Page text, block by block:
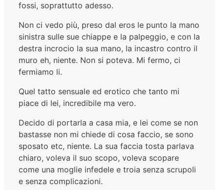
fossi, soprattutto adesso.
Non ci vedo più, preso dal eros le punto la mano
sinistra sulle sue chiappe e la palpeggio, e con la
destra incrocio la sua mano, la incastro contro il
muro eh, niente. Non si poteva. Mi fermo, ci
fermiamo li.
Quel tatto sensuale ed erotico che tanto mi
piace di lei, incredibile ma vero.
Decido di portarla a casa mia, e lei come se non
bastasse non mi chiede di cosa faccio, se sono
sposato etc, niente. La sua faccia tosta parlava
chiaro, voleva il suo scopo, voleva scopare
come una moglie infedele e troia senza scrupoli
e senza complicazioni.